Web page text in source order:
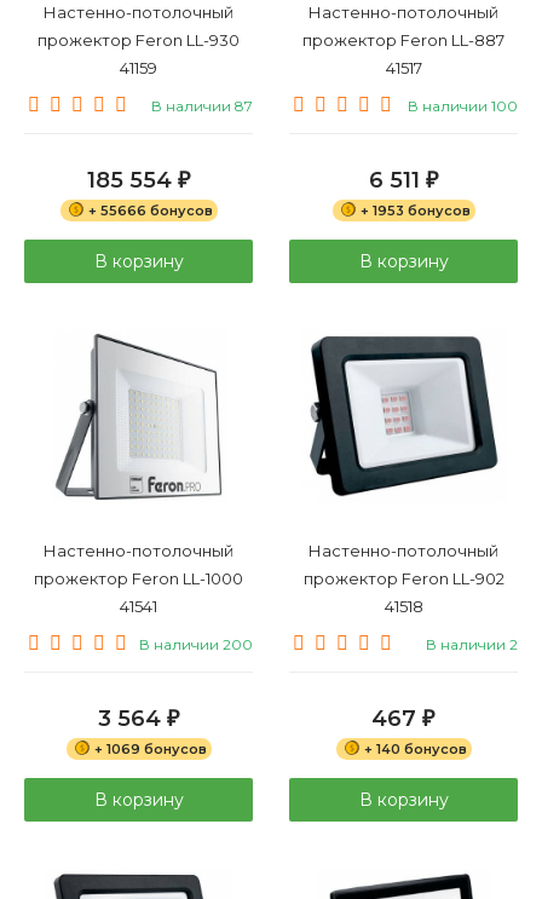
Настенно-потолочный
прожектор Feron LL-930
41159
В наличии 87
185 554 ₽
+ 55666 бонусов
В корзину
Настенно-потолочный
прожектор Feron LL-887
41517
В наличии 100
6 511 ₽
+ 1953 бонусов
В корзину
Настенно-потолочный
прожектор Feron LL-1000
41541
В наличии 200
3 564 ₽
+ 1069 бонусов
В корзину
Настенно-потолочный
прожектор Feron LL-902
41518
В наличии 2
467 ₽
+ 140 бонусов
В корзину